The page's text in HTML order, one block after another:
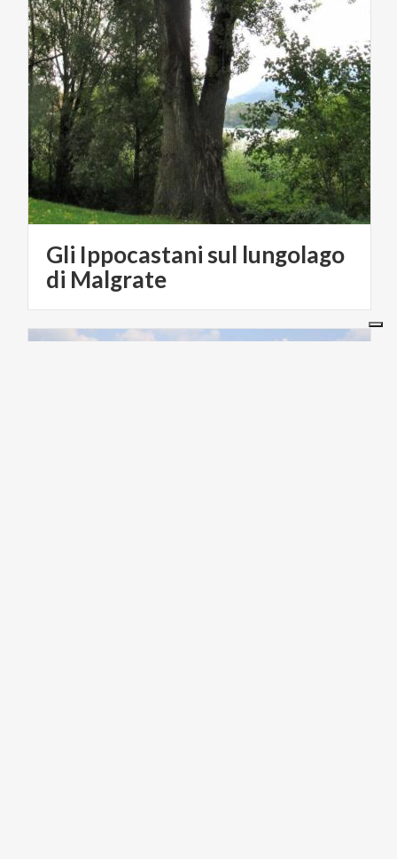
Gli Ippocastani sul lungolago
di Malgrate